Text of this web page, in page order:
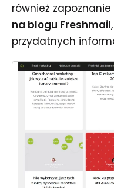
również
na blogu Freshmail
przydatnych